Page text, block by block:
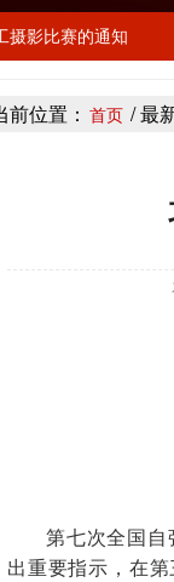
摄影比赛的通知
主题阅读活动的通
影比赛的通知
知
前位置： 首页 / 最
第七次全国
出重要指示，在